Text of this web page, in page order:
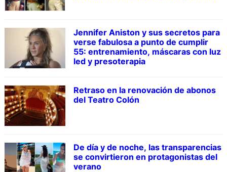
Jennifer Aniston y sus secretos para
verse fabulosa a punto de cumplir
55: entrenamiento, máscaras con luz
led y presoterapia
Retraso en la renovación de abonos
del Teatro Colón
De día y de noche, las transparencias
se convirtieron en protagonistas del
verano